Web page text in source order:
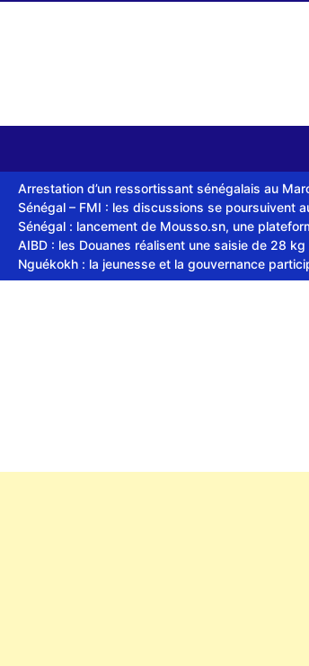
Arrestation d’un ressortissant sénégalais au
Sénégal – FMI : les discussions se poursuivent
Sénégal : lancement de Mousso.sn, une
AIBD : les Douanes réalisent une saisie de 28
Nguékokh : la jeunesse et la gouvernance